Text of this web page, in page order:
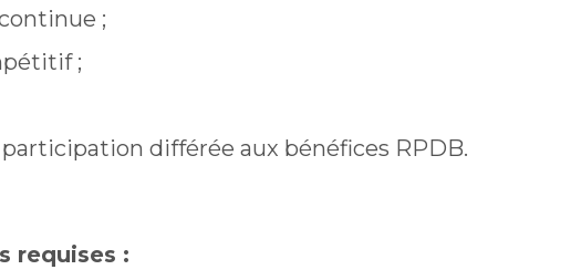
;
;
différée aux bénéfices RPDB.
requises :